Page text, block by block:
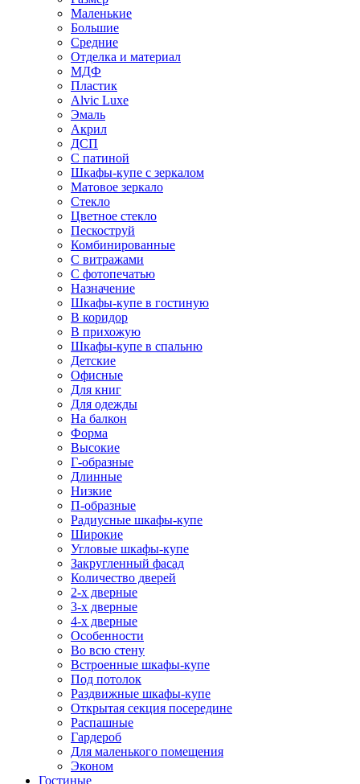
Маленькие
Большие
Средние
Отделка и материал
МДФ
Пластик
Alvic Luxe
Эмаль
Акрил
ДСП
С патиной
Шкафы-купе с зеркалом
Матовое зеркало
Стекло
Цветное стекло
Пескоструй
Комбинированные
С витражами
С фотопечатью
Назначение
Шкафы-купе в гостиную
В коридор
В прихожую
Шкафы-купе в спальню
Детские
Офисные
Для книг
Для одежды
На балкон
Форма
Высокие
Г-образные
Длинные
Низкие
П-образные
Радиусные шкафы-купе
Широкие
Угловые шкафы-купе
Закругленный фасад
Количество дверей
2-х дверные
3-х дверные
4-х дверные
Особенности
Во всю стену
Встроенные шкафы-купе
Под потолок
Раздвижные шкафы-купе
Открытая секция посередине
Распашные
Гардероб
Для маленького помещения
Эконом
Гостиные